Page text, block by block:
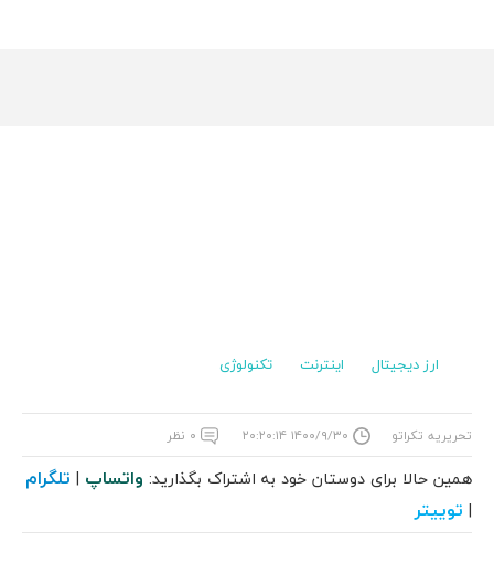
ارز دیجیتال اینترنت تکنولوژی
تحریریه تکراتو ۱۴۰۰/۹/۳۰ ۲۰:۲۰:۱۴ ۰ نظر
همین حالا برای دوستان خود به اشتراک بگذارید: واتساپ | تلگرام
| توییتر